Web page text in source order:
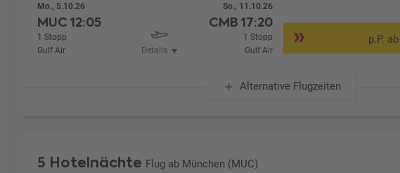
Mo., 5.10.26
MUC12:05
1 Stopp
Gulf Air
Details
So., 11.10.26
CMB17:20
1 Stopp
Gulf Air
p.P.
Alternative Flugzeiten
5 Hotelnächte Flug ab München (MUC)